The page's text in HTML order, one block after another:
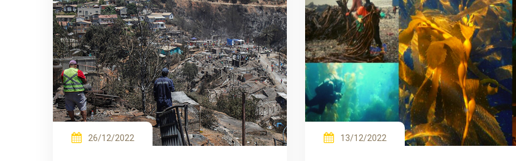
26/12/2022 13/12/2022